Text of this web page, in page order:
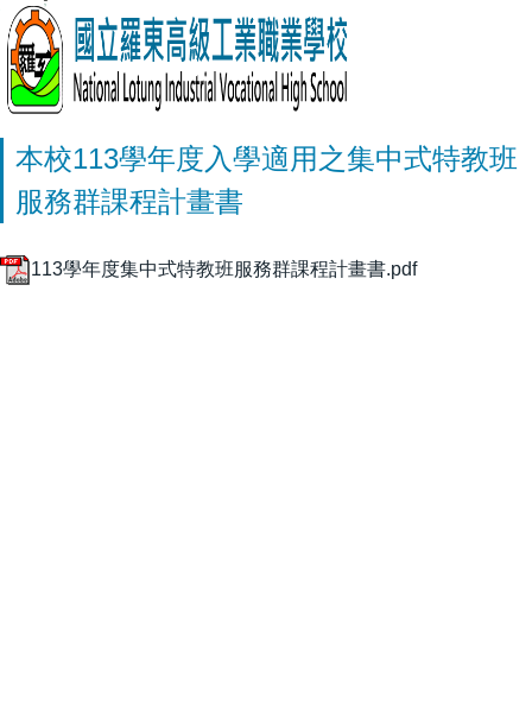
本校113學年度入學適用之集中式特教班
服務群課程計畫書
113學年度集中式特教班服務群課程計畫書.pdf